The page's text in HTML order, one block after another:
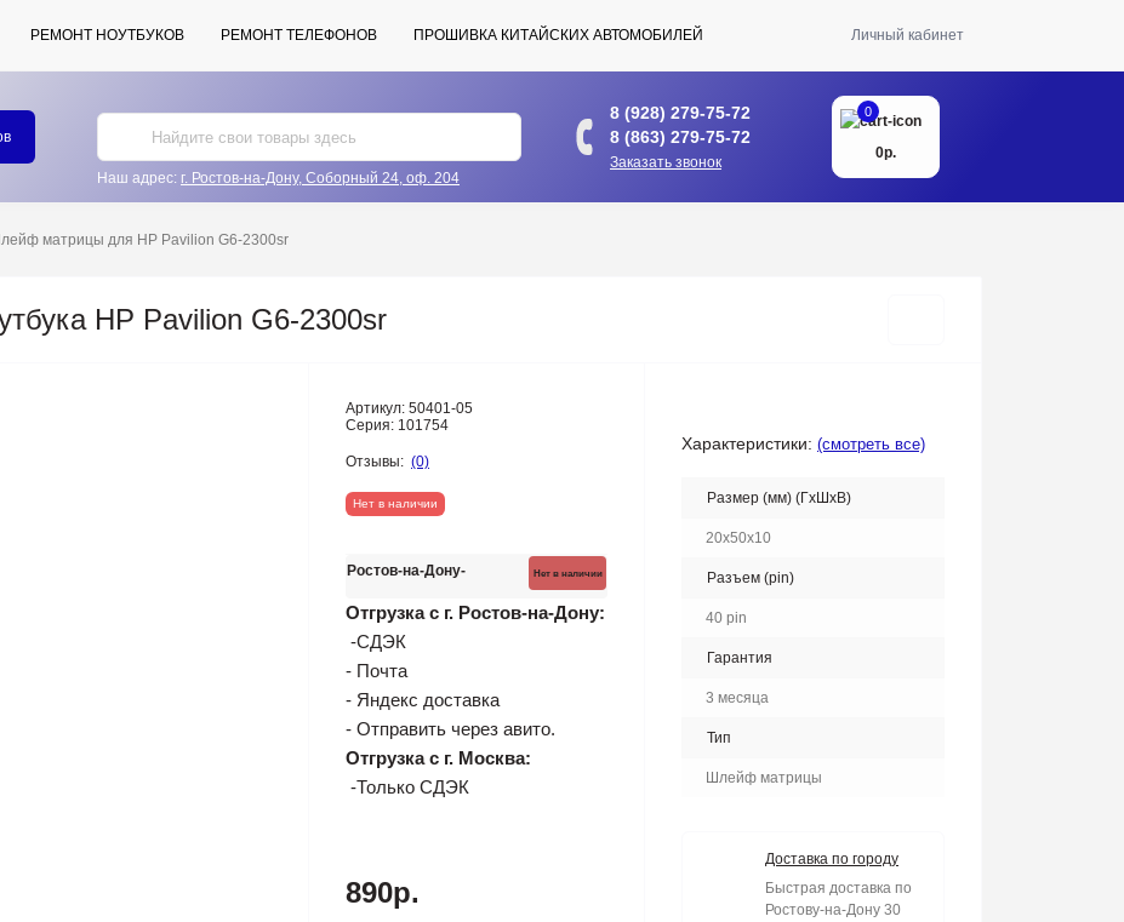
РЕМОНТ НОУТБУКОВ РЕМОНТ ТЕЛЕФОНОВ ПРОШИВКА КИТАЙСКИХ АВТОМОБИЛЕЙ Личный кабинет
Наш адрес: г. Ростов-на-Дону, Соборный 24, оф. 204
8 (928) 279-75-72
8 (863) 279-75-72
Заказать звонок
0
0р.
матрицы для HP Pavilion G6-2300sr
HP Pavilion G6-2300sr
Артикул: 50401-05
Серия: 101754
Отзывы: (0)
Нет в наличии
Ростов-на-Дону Нет в наличии
Отгрузка с г. Ростов-на-Дону:
-СДЭК
- Почта
- Яндекс доставка
- Отправить через авито.
Отгрузка с г. Москва:
-Только СДЭК
890р.
Характеристики: (смотреть все)
Размер (мм) (ГхШхВ)
20x50x10
Разъем (pin)
40 pin
Гарантия
3 месяца
Тип
Шлейф матрицы
Доставка по городу
Быстрая доставка по
Ростову-на-Дону 30